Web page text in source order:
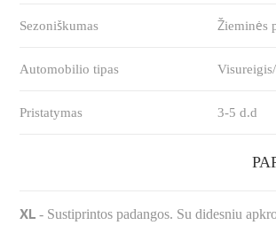
Sezoniškumas Žieminės
Automobilio tipas
Pristatymas 3-5 d.d
XL - Sustiprintos padangos. Su didesniu